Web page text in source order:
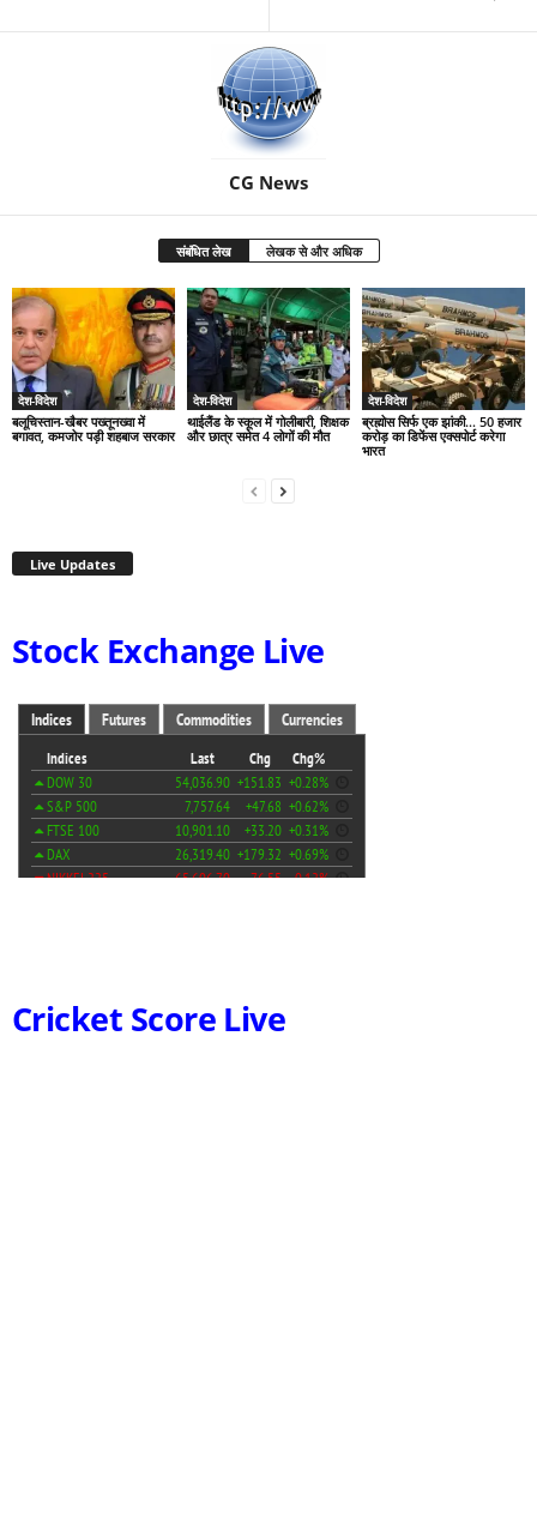
CG News
संबंधित लेख लेखक से और अधिक
देश-विदेश
बलूचिस्तान-खैबर पख्तूनख्वा में
बगावत, कमजोर पड़ी शहबाज सरकार
देश-विदेश
थाईलैंड के स्कूल में गोलीबारी, शिक्षक
और छात्र समेत 4 लोगों की मौत
देश-विदेश
ब्रह्मोस सिर्फ एक झांकी… 50 हजार
करोड़ का डिफेंस एक्सपोर्ट करेगा
भारत
Live Updates
Stock Exchange Live
Cricket Score Live